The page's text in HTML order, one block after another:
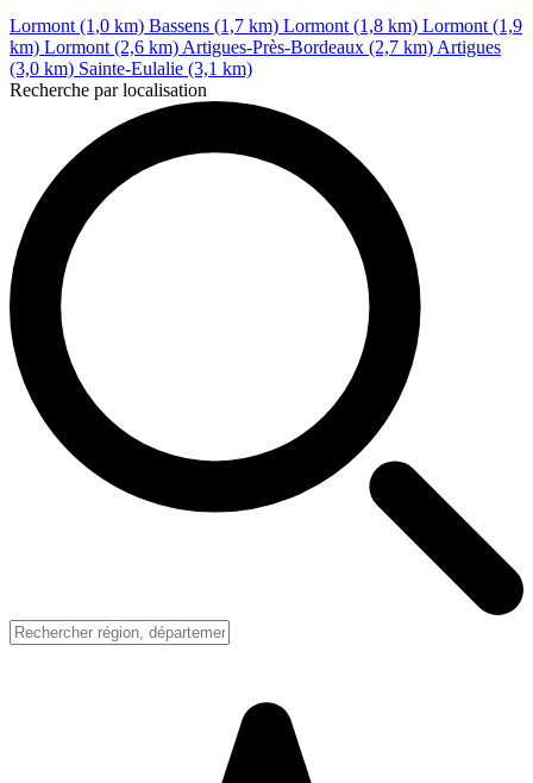
Lormont (1,0 km) Bassens (1,7 km) Lormont (1,8 km) Lormont (1,9
km) Lormont (2,6 km) Artigues-Près-Bordeaux (2,7 km) Artigues
(3,0 km) Sainte-Eulalie (3,1 km)
Recherche par localisation